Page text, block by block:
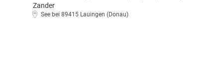
Zander
See bei 89415 Lauingen (Donau)